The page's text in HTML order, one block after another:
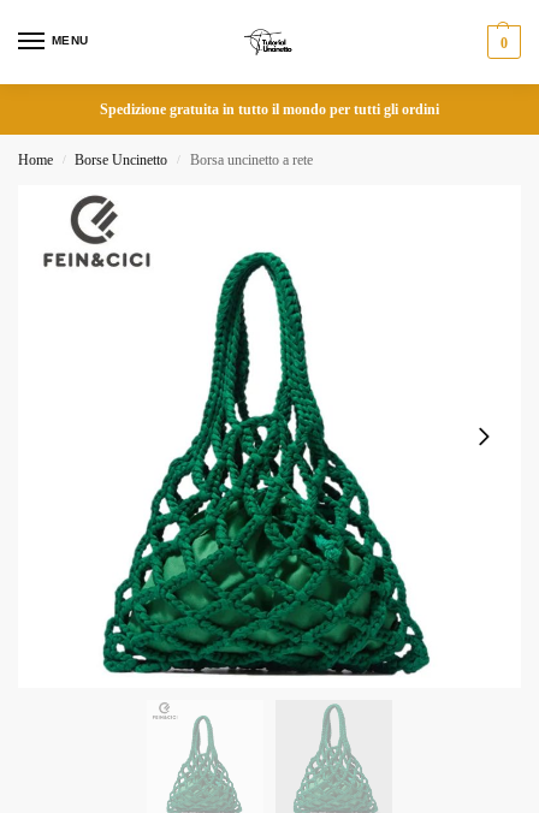
MENU 0
Spedizione gratuita in tutto il mondo per tutti gli ordini
Home / Borse Uncinetto / Borsa uncinetto a rete